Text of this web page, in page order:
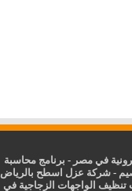
في مصر - برنامج محاسبة
-شركة عزل اسطح بالرياض
الواجهات الزجاجية في